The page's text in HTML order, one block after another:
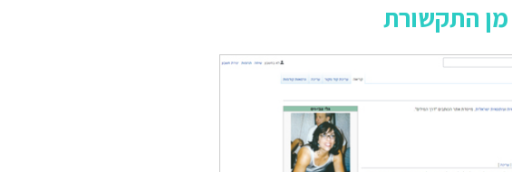
מן התקשורת